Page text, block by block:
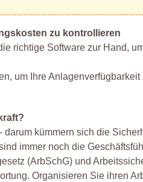
zu kontrollieren
richtige Software zur Hand,
um Ihre
kümmern sich die
immer noch die
(ArbSchG) und
Organisieren Sie ihren